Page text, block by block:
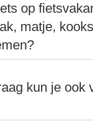
op
matje,
kun je ook